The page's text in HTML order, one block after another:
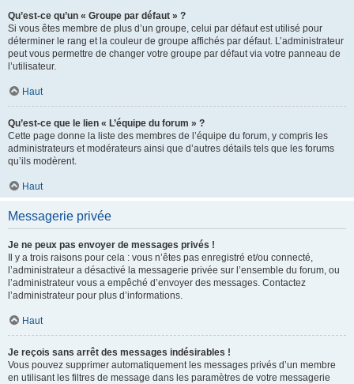
Qu’est-ce qu’un « Groupe par défaut » ?
Si vous êtes membre de plus d’un groupe, celui par défaut est utilisé pour
déterminer le rang et la couleur de groupe affichés par défaut. L’administrateur
peut vous permettre de changer votre groupe par défaut via votre panneau de
l’utilisateur.
Haut
Qu’est-ce que le lien « L’équipe du forum » ?
Cette page donne la liste des membres de l’équipe du forum, y compris les
administrateurs et modérateurs ainsi que d’autres détails tels que les forums
qu’ils modèrent.
Haut
Messagerie privée
Je ne peux pas envoyer de messages privés !
Il y a trois raisons pour cela : vous n’êtes pas enregistré et/ou connecté,
l’administrateur a désactivé la messagerie privée sur l’ensemble du forum, ou
l’administrateur vous a empêché d’envoyer des messages. Contactez
l’administrateur pour plus d’informations.
Haut
Je reçois sans arrêt des messages indésirables !
Vous pouvez supprimer automatiquement les messages privés d’un membre
en utilisant les filtres de message dans les paramètres de votre messagerie